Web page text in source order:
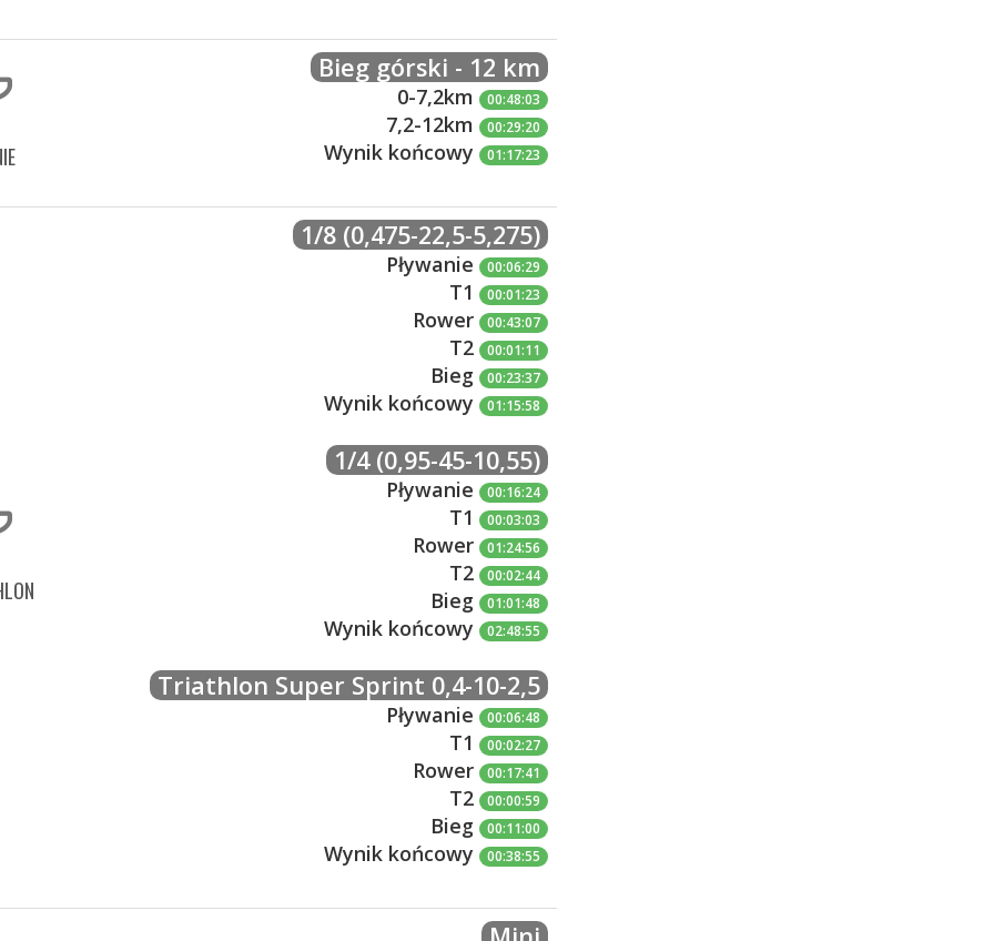
Bieg górski - 12 km
0-7,2km 00:48:03
7,2-12km 00:29:20
Wynik końcowy 01:17:23
1/8 (0,475-22,5-5,275)
Pływanie 00:06:29
T1 00:01:23
Rower 00:43:07
T2 00:01:11
Bieg 00:23:37
Wynik końcowy 01:15:58
1/4 (0,95-45-10,55)
Pływanie 00:16:24
T1 00:03:03
Rower 01:24:56
T2 00:02:44
Bieg 01:01:48
Wynik końcowy 02:48:55
Triathlon Super Sprint 0,4-10-2,5
Pływanie 00:06:48
T1 00:02:27
Rower 00:17:41
T2 00:00:59
Bieg 00:11:00
Wynik końcowy 00:38:55